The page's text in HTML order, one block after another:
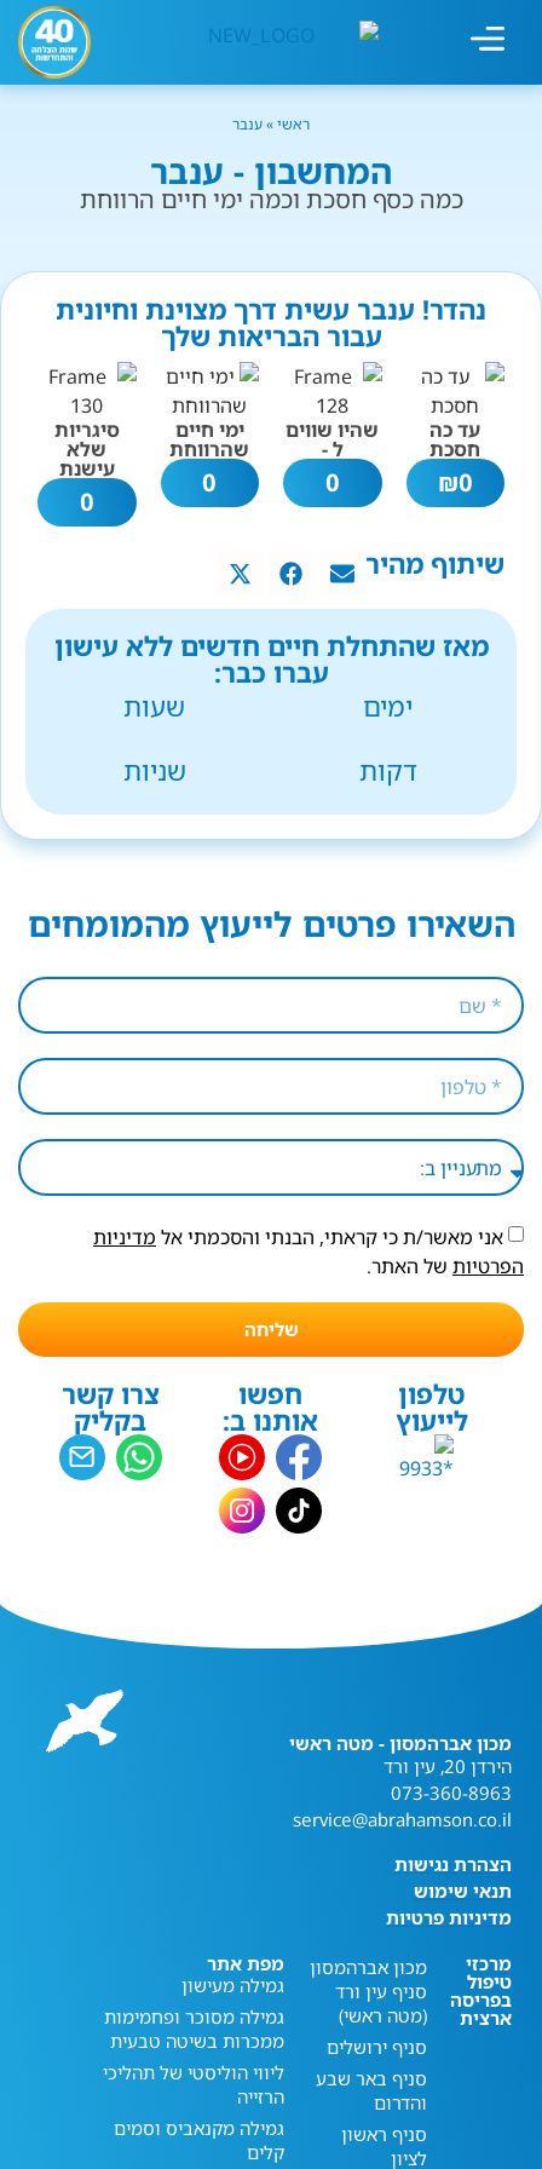
ראשי»ענבר
המחשבון - ענבר
כמה כסף חסכת וכמה ימי חיים הרווחת
נהדר! ענבר עשית דרך מצוינת וחיונית
עבור הבריאות שלך
עד כה
חסכת
0
₪
שהיו שווים
ל -
0
ימי חיים
שהרווחת
0
סיגריות
שלא
עישנת
0
שיתוף מהיר
מאז שהתחלת חיים חדשים ללא עישון
עברו כבר:
ימים
שעות
דקות
שניות
השאירו פרטים לייעוץ מהמומחים
אני מאשר/ת כי קראתי, הבנתי והסכמתי אל מדיניות
הפרטיות של האתר.
שליחה
טלפון
לייעוץ
חפשו
אותנו ב:
צרו קשר
בקליק
מכון אברהמסון - מטה ראשי
הירדן 20, עין ורד
073-360-8963
service@abrahamson.co.il
הצהרת נגישות
תנאי שימוש
מדיניות פרטיות
מרכזי
טיפול
בפריסה
ארצית
מכון אברהמסון
סניף עין ורד
(מטה ראשי)
סניף ירושלים
סניף באר שבע
והדרום
סניף ראשון
לציון
מפת אתר
גמילה מעישון
גמילה מסוכר ופחמימות
ממכרות בשיטה טבעית
ליווי הוליסטי של תהליכי
הרזייה
גמילה מקנאביס וסמים
קלים